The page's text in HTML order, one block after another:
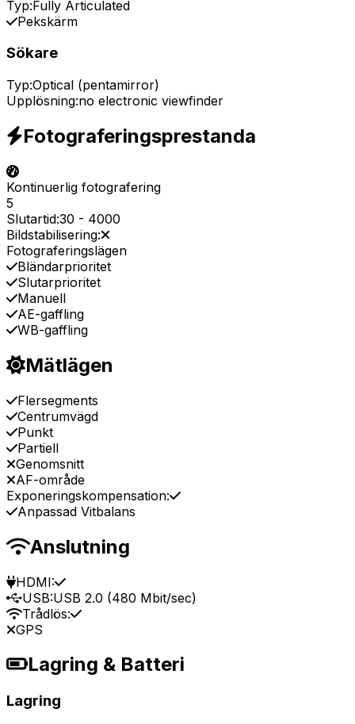
Typ:Fully Articulated
Pekskärm
Sökare
Typ:Optical (pentamirror)
Upplösning:no electronic viewfinder
Fotograferingsprestanda
Kontinuerlig fotografering
5
Slutartid:30 - 4000
Bildstabilisering:
Fotograferingslägen
Bländarprioritet
Slutarprioritet
Manuell
AE-gaffling
WB-gaffling
Mätlägen
Flersegments
Centrumvägd
Punkt
Partiell
Genomsnitt
AF-område
Exponeringskompensation:
Anpassad Vitbalans
Anslutning
HDMI:
USB:USB 2.0 (480 Mbit/sec)
Trådlös:
GPS
Lagring & Batteri
Lagring